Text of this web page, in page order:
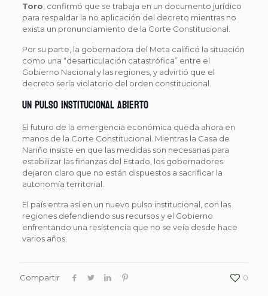
Toro , confirmó que se trabaja en un documento jurídico
para respaldar la no aplicación del decreto mientras no
exista un pronunciamiento de la Corte Constitucional.
Por su parte, la gobernadora del Meta calificó la situación
como una “desarticulación catastrófica” entre el
Gobierno Nacional y las regiones, y advirtió que el
decreto sería violatorio del orden constitucional.
Un pulso institucional abierto
El futuro de la emergencia económica queda ahora en
manos de la Corte Constitucional. Mientras la Casa de
Nariño insiste en que las medidas son necesarias para
estabilizar las finanzas del Estado, los gobernadores
dejaron claro que no están dispuestos a sacrificar la
autonomía territorial.
El país entra así en un nuevo pulso institucional, con las
regiones defendiendo sus recursos y el Gobierno
enfrentando una resistencia que no se veía desde hace
varios años.
Compartir 0